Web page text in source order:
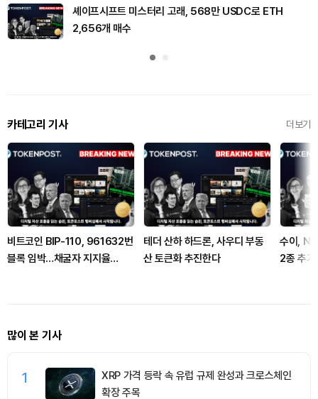
셰이프시프트 미스터리 고래, 568만 USDC로 ETH
2,656개 매수
카테고리 기사 더보기
비트코인 BIP-110, 961632번
블록 임박…채굴자 지지율
테더 산하 하드론, 사우디 부동
산 토큰화 추진한다
수이,
2종 추가
많이 본 기사
1
XRP 가격 등락 속 유럽 규제 완성과 크로스체인
확장 주목